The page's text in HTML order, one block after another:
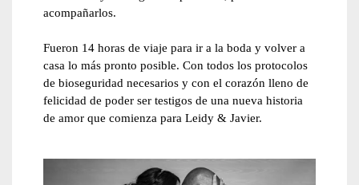
acompañarlos.
Fueron 14 horas de viaje para ir a la boda y volver a
casa lo más pronto posible. Con todos los protocolos
de bioseguridad necesarios y con el corazón lleno de
felicidad de poder ser testigos de una nueva historia
de amor que comienza para Leidy & Javier.